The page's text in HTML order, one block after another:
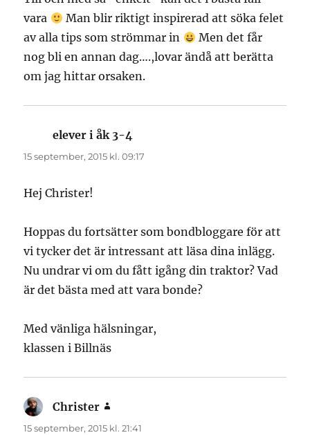
vara
Man blir riktigt inspirerad att söka felet
av alla tips som strömmar in
Men det får
nog bli en annan dag….,lovar ändå att berätta
om jag hittar orsaken.
elever i åk 3-4
15 september, 2015 kl. 09:17
Hej Christer!
Hoppas du fortsätter som bondbloggare för att
vi tycker det är intressant att läsa dina inlägg.
Nu undrar vi om du fått igång din traktor? Vad
är det bästa med att vara bonde?
Med vänliga hälsningar,
klassen i Billnäs
Christer
15 september, 2015 kl. 21:41